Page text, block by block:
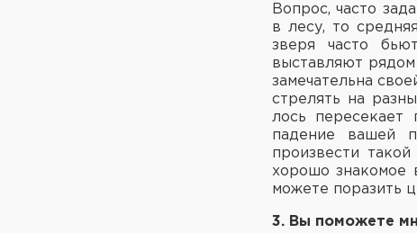
Вопрос, часто
в лесу, то
зверя часто
выставляют
замечательна
стрелять на
лось
падение вашей
произвести
хорошо знакомое
можете поразить
3. Вы поможете